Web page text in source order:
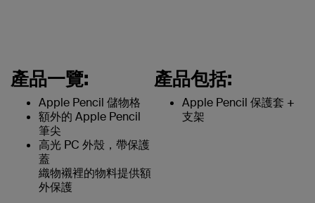
產品一覽:
Apple Pencil 儲物格
額外的 Apple Pencil
筆尖
高光 PC 外殼，帶保護
蓋
織物襯裡的物料提供額
外保護
產品包括:
Apple Pencil 保護套 +
支架